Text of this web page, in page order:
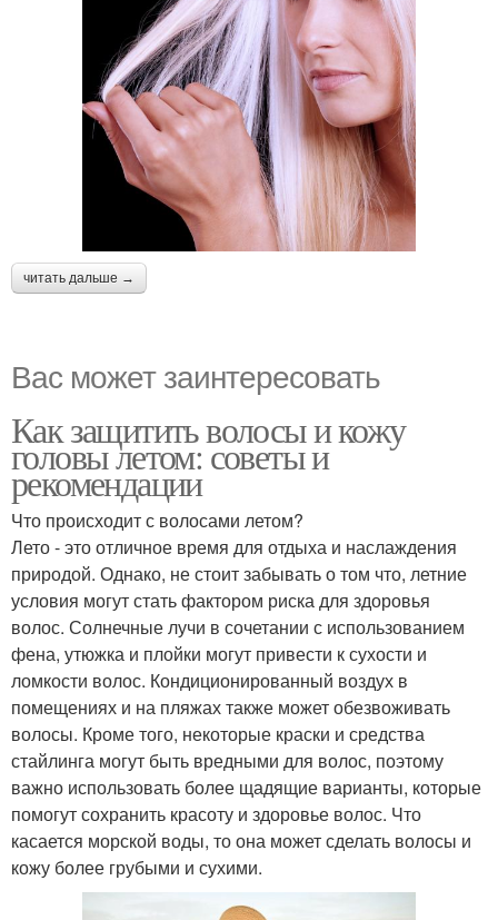
читать дальше →
Вас может заинтересовать
Как защитить волосы и кожу
головы летом: советы и
рекомендации
Что происходит с волосами летом?
Лето - это отличное время для отдыха и наслаждения
природой. Однако, не стоит забывать о том что, летние
условия могут стать фактором риска для здоровья
волос. Солнечные лучи в сочетании с использованием
фена, утюжка и плойки могут привести к сухости и
ломкости волос. Кондиционированный воздух в
помещениях и на пляжах также может обезвоживать
волосы. Кроме того, некоторые краски и средства
стайлинга могут быть вредными для волос, поэтому
важно использовать более щадящие варианты, которые
помогут сохранить красоту и здоровье волос. Что
касается морской воды, то она может сделать волосы и
кожу более грубыми и сухими.